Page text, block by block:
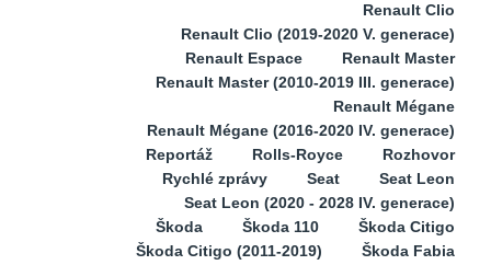
Renault Clio
Renault Clio (2019-2020 V. generace)
Renault Espace
Renault Master
Renault Master (2010-2019 III. generace)
Renault Mégane
Renault Mégane (2016-2020 IV. generace)
Reportáž
Rolls-Royce
Rozhovor
Rychlé zprávy
Seat
Seat Leon
Seat Leon (2020 - 2028 IV. generace)
Škoda
Škoda 110
Škoda Citigo
Škoda Citigo (2011-2019)
Škoda Fabia